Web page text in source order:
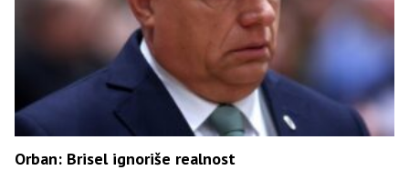
Orban: Brisel ignoriše realnost